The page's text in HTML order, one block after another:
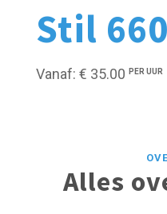
Stil 660
Vanaf: € 35.00 PER UUR
Alles